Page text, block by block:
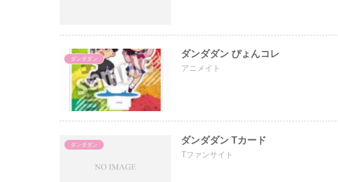
ダンダダン ダンダダン ぴょんコレ
アニメイト
ダンダダン ダンダダン Tカード
Tファンサイト